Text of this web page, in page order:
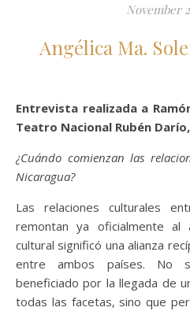
November
Angélica Ma.
Entrevista realizada a
Teatro Nacional Rubén
¿Cuándo comienzan las
Nicaragua?
Las relaciones culturales
remontan ya oficialmente al
cultural significó una alianza
entre ambos países. No
beneficiado por la llegada de
todas las facetas, sino que